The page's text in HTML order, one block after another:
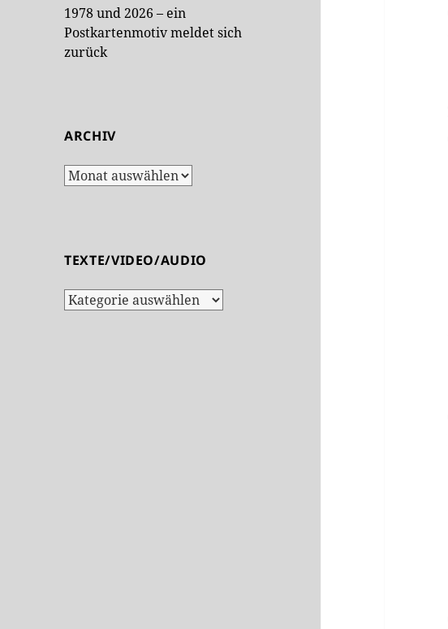
1978 und 2026 – ein
Postkartenmotiv meldet sich
zurück
ARCHIV
Archiv
TEXTE/VIDEO/AUDIO
Texte/Video/Audio